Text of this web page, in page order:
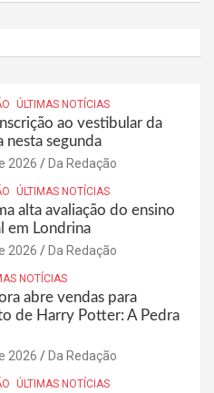
ÚLTIMAS NOTÍCIAS
ao vestibular da
nesta segunda
2026 Da Redação
ÚLTIMAS NOTÍCIAS
alta avaliação do ensino
em Londrina
2026 Da Redação
NOTÍCIAS
abre vendas para
de Harry Potter: A Pedra
2026 Da Redação
ÚLTIMAS NOTÍCIAS